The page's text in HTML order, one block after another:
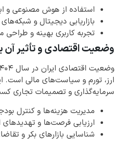
استفاده از هوش مصنوعی و
بازاریابی دیجیتال و
تجربه کاربری بهینه و
وضعیت اقتصادی و تأثیر آن
ارز، تورم و سیاست‌های مالی است.
سرمایه‌گذاری و تصمیمات تجاری
مدیریت هزینه‌ها و کنترل
ارزیابی فرصت‌ها و
شناسایی بازارهای بکر و